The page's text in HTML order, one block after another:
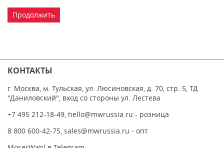
Продолжить
КОНТАКТЫ
г. Москва, м. Тульская, ул. Люсиновская, д. 70, стр. 5, ТД
"Даниловский", вход со стороны ул. Лестева
+7 495 212-18-49, hello@mwrussia.ru - розница
8 800 600-42-75, sales@mwrussia.ru - опт